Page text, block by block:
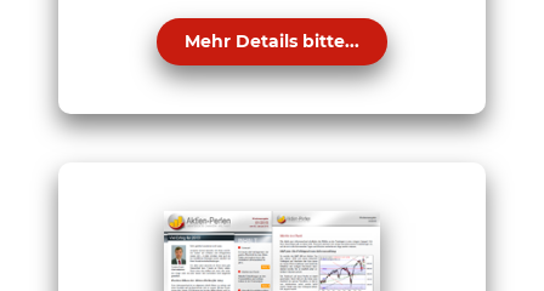
Mehr Details bitte...